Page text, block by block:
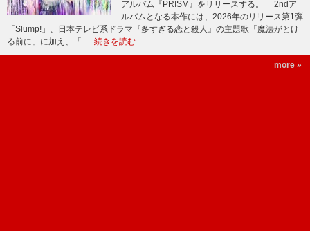
アルバム『PRISM』をリリースする。 2ndア
ルバムとなる本作には、2026年のリリース第1弾
「Slump!」、日本テレビ系ドラマ『多すぎる恋と殺人』の主題歌「魔法がとけ
る前に」に加え、「 … 続きを読む
more »